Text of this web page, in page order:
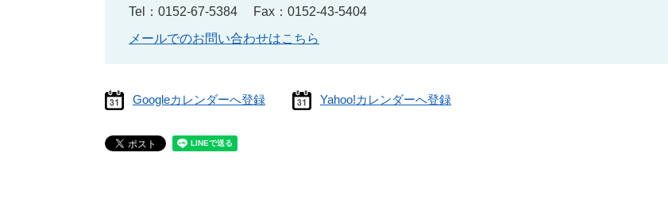
Tel：0152-67-5384
Fax：0152-43-5404
メールでのお問い合わせはこちら
Googleカレンダーへ登録 Yahoo!カレンダーへ登録